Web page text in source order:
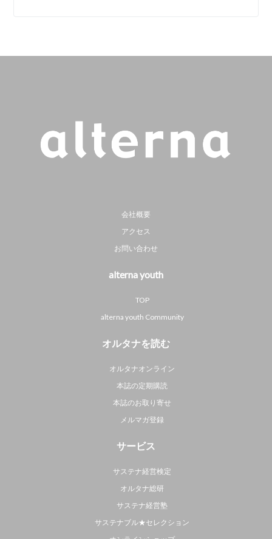
会社概要
アクセス
お問い合わせ
alterna youth
TOP
alterna youth Community
オルタナを読む
オルタナオンライン
本誌の定期購読
本誌のお取り寄せ
メルマガ登録
サービス
サステナ経営検定
オルタナ総研
サステナ経営塾
サステナブル★セレクション